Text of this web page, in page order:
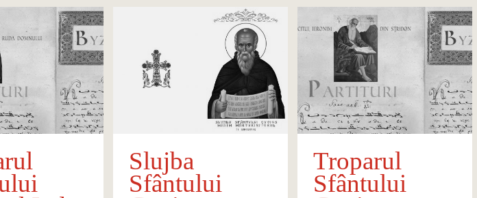
Slujba
Sfântului
Troparul
Sfântului